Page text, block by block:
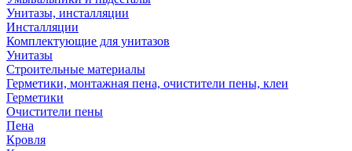
Унитазы, инсталляции
Инсталляции
Комплектующие для унитазов
Унитазы
Строительные материалы
Герметики, монтажная пена, очистители пены, клеи
Герметики
Очистители пены
Пена
Кровля